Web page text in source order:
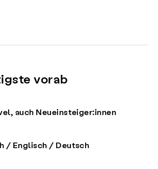
vorab
auch Neueinsteiger:innen
/ Englisch / Deutsch